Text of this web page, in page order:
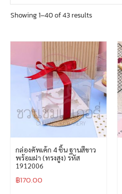
Showing 1–40 of 43 results
กล่องคัพเค้ก 4 ชิ้น ฐานสีขาว
พร้อมฝา (ทรงสูง) รหัส
1912006
฿170.00